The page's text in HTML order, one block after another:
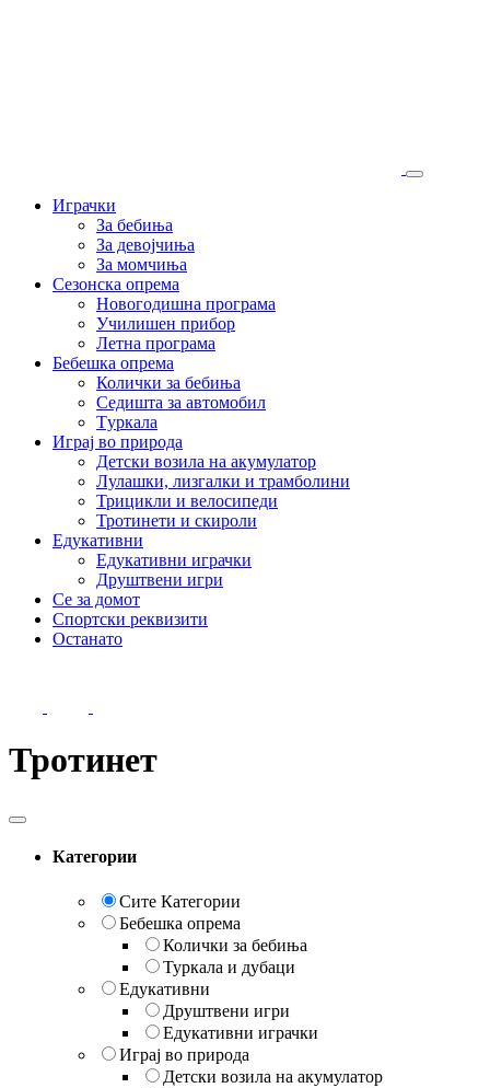
Играчки
За бебиња
За девојчиња
За момчиња
Сезонска опрема
Новогодишна програма
Училишен прибор
Летна програма
Бебешка опрема
Колички за бебиња
Седишта за автомобил
Tуркала
Играј во природа
Детски возила на акумулатор
Лулашки, лизгалки и трамболини
Трицикли и велосипеди
Тротинети и скироли
Едукативни
Едукативни играчки
Друштвени игри
Се за домот
Спортски реквизити
Останато
Тротинет
Категории
Сите Категории
Бебешка опрема
Колички за бебиња
Туркала и дубаци
Едукативни
Друштвени игри
Едукативни играчки
Играј во природа
Детски возила на акумулатор